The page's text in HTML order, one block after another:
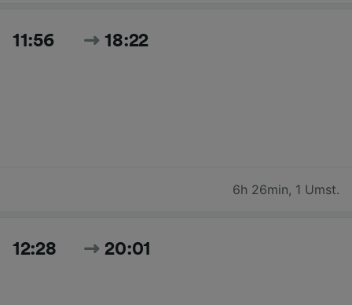
11:56 18:22
6h 26min, 1 Umst.
12:28 20:01